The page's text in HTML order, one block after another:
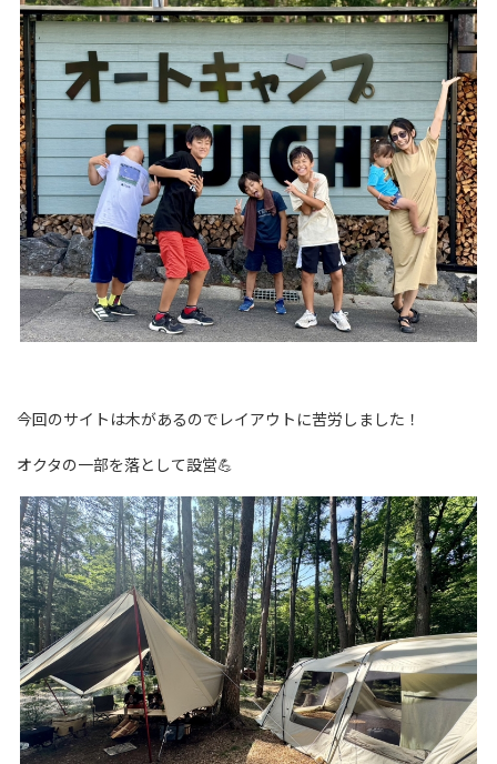
今回のサイトは木があるのでレイアウトに苦労しました！
オクタの一部を落として設営💪